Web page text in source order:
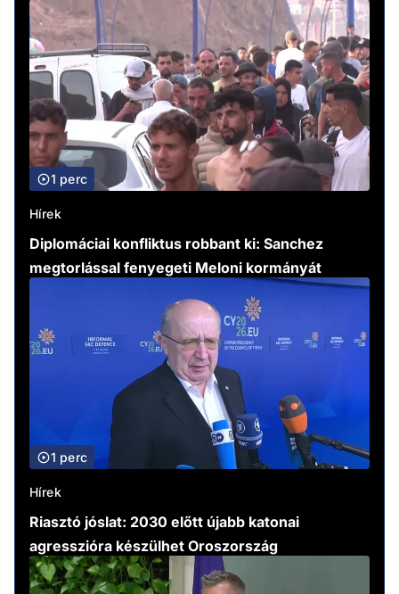
1 perc
Hírek
Diplomáciai konfliktus robbant ki: Sanchez
megtorlással fenyegeti Meloni kormányát
1 perc
Hírek
Riasztó jóslat: 2030 előtt újabb katonai
agresszióra készülhet Oroszország